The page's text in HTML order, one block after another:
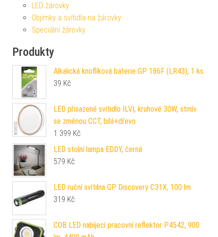
LED žárovky
Objímky a svítidla na žárovky
Speciální žárovky
Produkty
Alkalická knoflíková baterie GP 186F (LR43), 1 ks
39 Kč
LED přisazené svítidlo ILVI, kruhové 30W, stmív.
se změnou CCT, bílá+dřevo
1 399 Kč
LED stolní lampa EDDY, černá
579 Kč
LED ruční svítilna GP Discovery C31X, 100 lm
319 Kč
COB LED nabíjecí pracovní reflektor P4542, 900